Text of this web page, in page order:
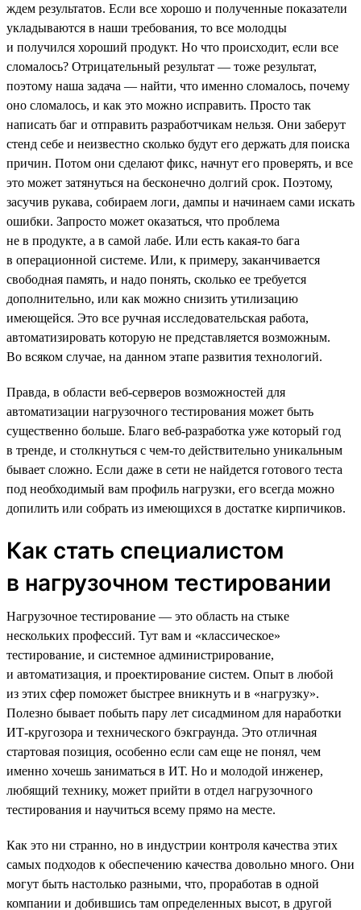
ждем результатов. Если все хорошо и полученные показатели
укладываются в наши требования, то все молодцы
и получился хороший продукт. Но что происходит, если все
сломалось? Отрицательный результат — тоже результат,
поэтому наша задача — найти, что именно сломалось, почему
оно сломалось, и как это можно исправить. Просто так
написать баг и отправить разработчикам нельзя. Они заберут
стенд себе и неизвестно сколько будут его держать для поиска
причин. Потом они сделают фикс, начнут его проверять, и все
это может затянуться на бесконечно долгий срок. Поэтому,
засучив рукава, собираем логи, дампы и начинаем сами искать
ошибки. Запросто может оказаться, что проблема
не в продукте, а в самой лабе. Или есть какая-то бага
в операционной системе. Или, к примеру, заканчивается
свободная память, и надо понять, сколько ее требуется
дополнительно, или как можно снизить утилизацию
имеющейся. Это все ручная исследовательская работа,
автоматизировать которую не представляется возможным.
Во всяком случае, на данном этапе развития технологий.
Правда, в области веб-серверов возможностей для
автоматизации нагрузочного тестирования может быть
существенно больше. Благо веб-разработка уже который год
в тренде, и столкнуться с чем-то действительно уникальным
бывает сложно. Если даже в сети не найдется готового теста
под необходимый вам профиль нагрузки, его всегда можно
допилить или собрать из имеющихся в достатке кирпичиков.
Как стать специалистом
в нагрузочном тестировании
Нагрузочное тестирование — это область на стыке
нескольких профессий. Тут вам и «классическое»
тестирование, и системное администрирование,
и автоматизация, и проектирование систем. Опыт в любой
из этих сфер поможет быстрее вникнуть и в «нагрузку».
Полезно бывает побыть пару лет сисадмином для наработки
ИТ-кругозора и технического бэкграунда. Это отличная
стартовая позиция, особенно если сам еще не понял, чем
именно хочешь заниматься в ИТ. Но и молодой инженер,
любящий технику, может прийти в отдел нагрузочного
тестирования и научиться всему прямо на месте.
Как это ни странно, но в индустрии контроля качества этих
самых подходов к обеспечению качества довольно много. Они
могут быть настолько разными, что, проработав в одной
компании и добившись там определенных высот, в другой